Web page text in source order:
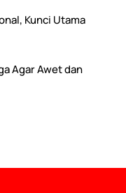
Kunci Utama
Agar Awet dan